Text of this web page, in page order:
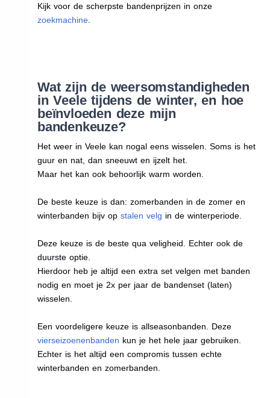
Kijk voor de scherpste bandenprijzen in onze
zoekmachine.
Wat zijn de weersomstandigheden
in Veele tijdens de winter, en hoe
beïnvloeden deze mijn
bandenkeuze?
Het weer in Veele kan nogal eens wisselen. Soms is het
guur en nat, dan sneeuwt en ijzelt het.
Maar het kan ook behoorlijk warm worden.
De beste keuze is dan: zomerbanden in de zomer en
winterbanden bijv op stalen velg in de winterperiode.
Deze keuze is de beste qua veligheid. Echter ook de
duurste optie.
Hierdoor heb je altijd een extra set velgen met banden
nodig en moet je 2x per jaar de bandenset (laten)
wisselen.
Een voordeligere keuze is allseasonbanden. Deze
vierseizoenenbanden kun je het hele jaar gebruiken.
Echter is het altijd een compromis tussen echte
winterbanden en zomerbanden.